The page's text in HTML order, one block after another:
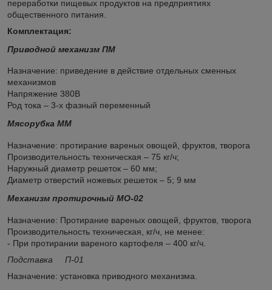
переработки пищевых продуктов на предприятиях
общественного питания.
Комплектация:
Приводной механизм ПМ
Назначение: приведение в действие отдельных сменных
механизмов
Напряжение 380В
Род тока – 3-х фазный переменный
Мясорубка ММ
Назначение: протирание вареных овощей, фруктов, творога
Производительность техническая – 75 кг/ч;
Наружный диаметр решеток – 60 мм;
Диаметр отверстий ножевых решеток – 5; 9 мм
Механизм протирочный МО-02
Назначение: Протирание вареных овощей, фруктов, творога
Производительность техническая, кг/ч, не менее:
- При протирании вареного картофеля – 400 кг/ч.
Подставка П-01
Назначение: установка приводного механизма.